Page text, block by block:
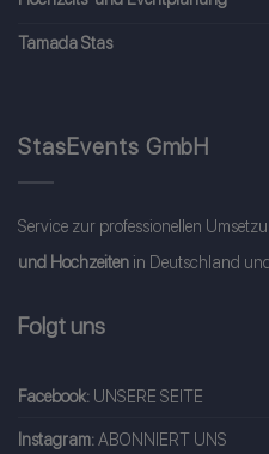
Tamada Stas
StasEvents GmbH
Service zur professionellen
und Hochzeiten in Deutschland
Folgt uns
Facebook: UNSERE SEITE
Instagram:ABONNIERT UNS